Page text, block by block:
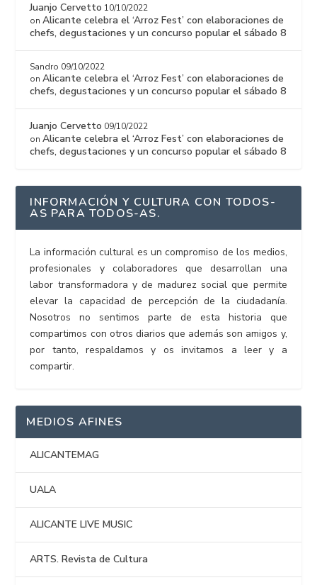
Juanjo Cervetto 10/10/2022
onAlicante celebra el ‘Arroz Fest’ con elaboraciones de
chefs, degustaciones y un concurso popular el sábado 8
Sandro 09/10/2022
onAlicante celebra el ‘Arroz Fest’ con elaboraciones de
chefs, degustaciones y un concurso popular el sábado 8
Juanjo Cervetto 09/10/2022
onAlicante celebra el ‘Arroz Fest’ con elaboraciones de
chefs, degustaciones y un concurso popular el sábado 8
INFORMACIÓN Y CULTURA CON TODOS-
AS PARA TODOS-AS.
La información cultural es un compromiso de los medios,
profesionales y colaboradores que desarrollan una
labor transformadora y de madurez social que permite
elevar la capacidad de percepción de la ciudadanía.
Nosotros no sentimos parte de esta historia que
compartimos con otros diarios que además son amigos y,
por tanto, respaldamos y os invitamos a leer y a
compartir.
MEDIOS AFINES
ALICANTEMAG
UALA
ALICANTE LIVE MUSIC
ARTS. Revista de Cultura